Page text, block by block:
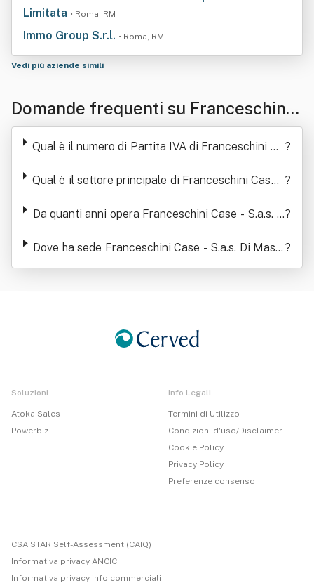
Limitata • Roma, RM
Immo Group S.r.l. • Roma, RM
Vedi più aziende simili
Domande frequenti su Franceschini
Case - S.a.s. Di Massimo Rosatelli &
Qual è il numero di Partita IVA di Franceschini Ca ?
Qual è il settore principale di Franceschini Case - ?
Da quanti anni opera Franceschini Case - S.a.s. D?
Dove ha sede Franceschini Case - S.a.s. Di Massi
mo Rosatelli & C.
?
Soluzioni
Atoka Sales
Powerbiz
Info Legali
Termini di Utilizzo
Condizioni d'uso/Disclaimer
Cookie Policy
Privacy Policy
Preferenze consenso
CSA STAR Self-Assessment (CAIQ)
Informativa privacy ANCIC
Informativa privacy info commerciali